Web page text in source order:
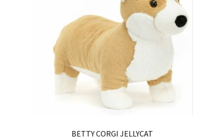
BETTY CORGI JELLYCAT